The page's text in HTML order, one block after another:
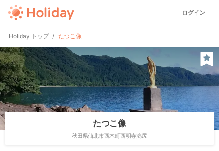
ログイン
Holiday トップ たつこ像
たつこ像
秋田県仙北市西木町西明寺潟尻